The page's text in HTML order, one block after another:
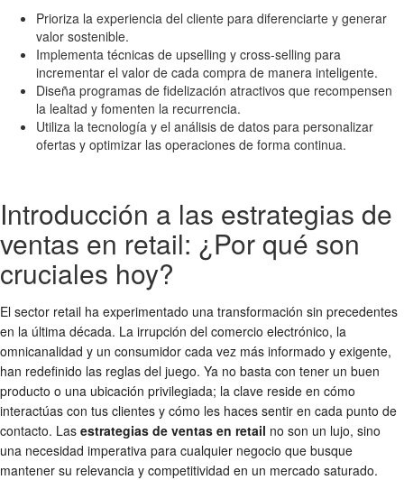
Prioriza la experiencia del cliente para diferenciarte y generar
valor sostenible.
Implementa técnicas de upselling y cross-selling para
incrementar el valor de cada compra de manera inteligente.
Diseña programas de fidelización atractivos que recompensen
la lealtad y fomenten la recurrencia.
Utiliza la tecnología y el análisis de datos para personalizar
ofertas y optimizar las operaciones de forma continua.
Introducción a las estrategias de
ventas en retail: ¿Por qué son
cruciales hoy?
El sector retail ha experimentado una transformación sin precedentes
en la última década. La irrupción del comercio electrónico, la
omnicanalidad y un consumidor cada vez más informado y exigente,
han redefinido las reglas del juego. Ya no basta con tener un buen
producto o una ubicación privilegiada; la clave reside en cómo
interactúas con tus clientes y cómo les haces sentir en cada punto de
contacto. Las estrategias de ventas en retail no son un lujo, sino
una necesidad imperativa para cualquier negocio que busque
mantener su relevancia y competitividad en un mercado saturado.